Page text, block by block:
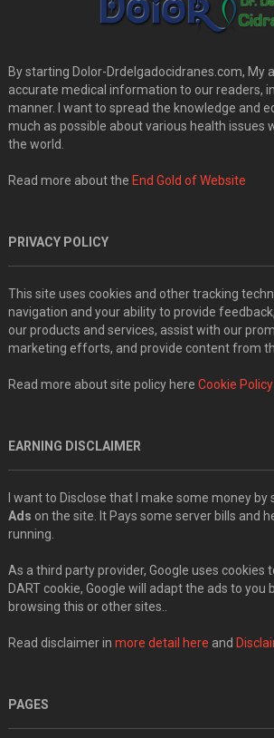
By starting Dolor-Drdelgadocidranes.com, My
accurate medical information to our readers,
manner. I want to spread the knowledge and
much as possible about various health issues
the world.
Read more about the End Gold of Website
PRIVACY POLICY
This site uses cookies and other tracking
navigation and your ability to provide
our products and services, assist with our
marketing efforts, and provide content from
Read more about site policy here Cookie Policy
EARNING DISCLAIMER
I want to Disclose that I make some money by
Ads on the site. It Pays some server bills and
running.
As a third party provider, Google uses cookies
DART cookie, Google will adapt the ads to you
browsing this or other sites..
Read disclaimer in more detail here and
PAGES